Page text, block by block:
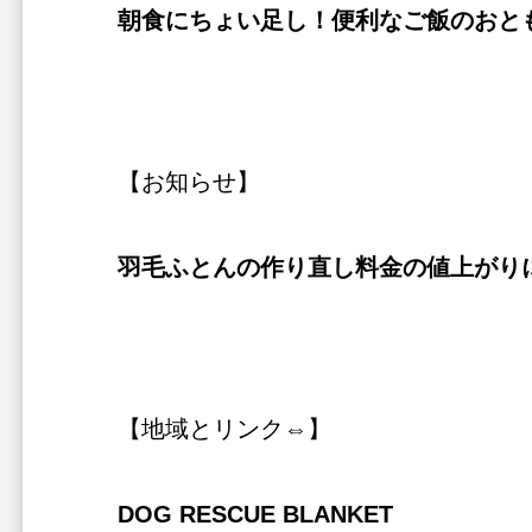
朝食にちょい足し！便利なご飯のおと
【お知らせ】
羽毛ふとんの作り直し料金の値上がり
【地域とリンク⇔】
DOG RESCUE BLANKET